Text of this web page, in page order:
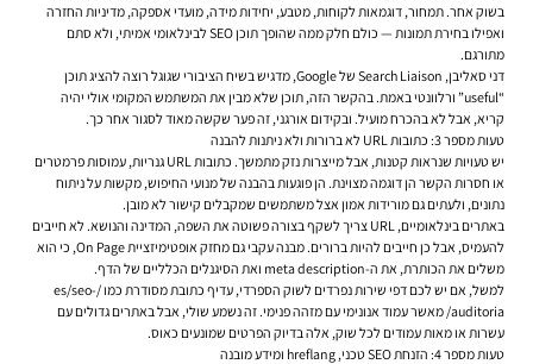
בשוק אחר. תמחור, דוגמאות לקוחות, מטבע, יחידות מידה, מועדי אספקה, מדיניות החזרה
ואפילו בחירת תמונות — כולם חלק ממה שהופך תוכן SEO לבינלאומי אמיתי, ולא סתם
מתורגם.
דני סאליבן, Search Liaison של Google, מדגיש בשיח הציבורי שגוגל רוצה להציג תוכן
“useful” ורלוונטי באמת. בהקשר הזה, תוכן שלא מבין את המשתמש המקומי אולי יהיה
קריא, אבל לא בהכרח מועיל. ובקידום אורגני, זה פער שקשה מאוד לסגור אחר כך.
טעות מספר 3: כתובות URL לא ברורות ולא ניתנות להבנה
יש טעויות שנראות קטנות, אבל מייצרות נזק מתמשך. כתובות URL גנריות, עמוסות פרמטרים
או חסרות הקשר הן דוגמה מצוינת. הן פוגעות בהבנה של מנועי החיפוש, מקשות על ניתוח
נתונים, ולעתים גם מורידות אמון אצל משתמשים שמקבלים קישור לא מובן.
באתרים בינלאומיים, URL צריך לשקף בצורה פשוטה את השפה, המדינה והנושא. לא חייבים
להעמיס, אבל כן חייבים להיות ברורים. מבנה עקבי גם מחזק אופטימיזציית On Page, כי הוא
משלים את הכותרת, את ה-meta description ואת הסיגנלים הכלליים של הדף.
למשל, אם יש לכם דפי שירות נפרדים לשוק הספרדי, עדיף כתובת מסודרת כמו /es/seo-
auditoria/ מאשר עמוד אנונימי עם מזהה פנימי. זה נשמע שולי, אבל באתרים גדולים עם
עשרות או מאות עמודים לכל שוק, אלה בדיוק הפרטים שמונעים כאוס.
טעות מספר 4: הזנחת SEO טכני, hreflang ומידע מובנה